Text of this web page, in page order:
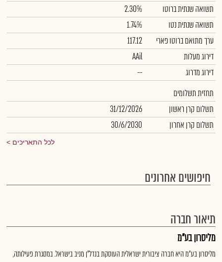
תשואה שנתית ברוטו
2.30%
תשואה שנתית נטו
1.74%
ערך מתואם ברוטו פארי
117.12
דירוג מעלות
AAil
דירוג מדרוג
--
תחזית תשלומים
תשלום קרן ראשון
31/12/2026
תשלום קרן אחרון
30/6/2030
לכל התאריכים
חיפושים אחרונים
תיאור חברה
מליסרון בע"מ
מליסרון בע"מ היא חברה ציבורית ישראלית העוסקת בנדל"ן מניב בישראל. במסגרת פעילותה,